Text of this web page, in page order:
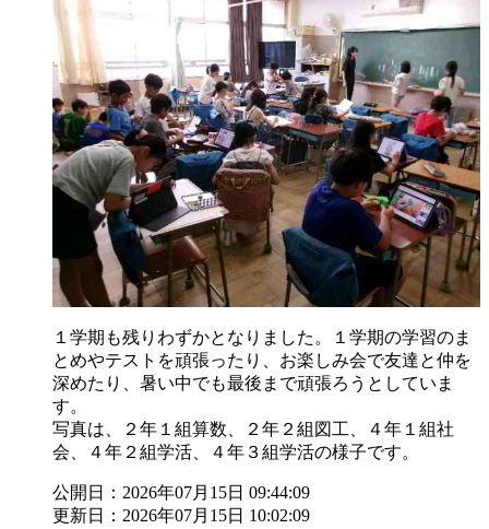
１学期も残りわずかとなりました。１学期の学習のま
とめやテストを頑張ったり、お楽しみ会で友達と仲を
深めたり、暑い中でも最後まで頑張ろうとしていま
す。
写真は、２年１組算数、２年２組図工、４年１組社
会、４年２組学活、４年３組学活の様子です。
公開日：2026年07月15日 09:44:09
更新日：2026年07月15日 10:02:09